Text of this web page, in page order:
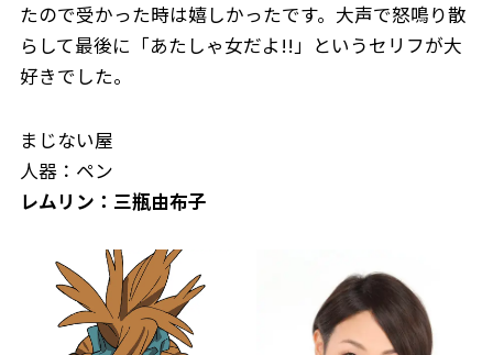
たので受かった時は嬉しかったです。大声で怒鳴り散
らして最後に「あたしゃ女だよ!!」というセリフが大
好きでした。
まじない屋
人器：ペン
レムリン：三瓶由布子